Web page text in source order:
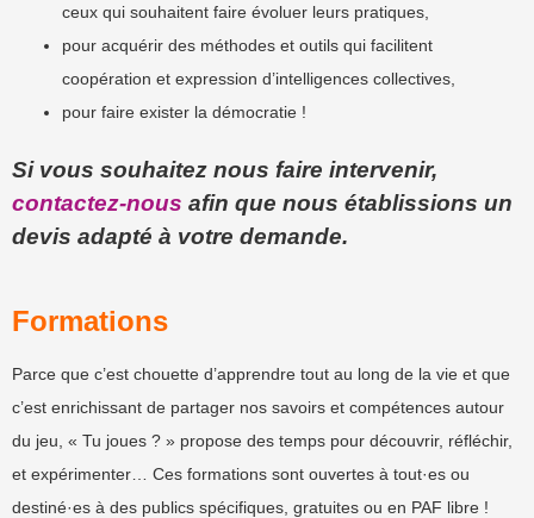
ceux qui souhaitent faire évoluer leurs pratiques,
pour acquérir des méthodes et outils qui facilitent
coopération et expression d’intelligences collectives,
pour faire exister la démocratie !
Si vous souhaitez nous faire intervenir,
contactez-nous afin que nous établissions un
devis adapté à votre demande.
Formations
Parce que c’est chouette d’apprendre tout au long de la vie et que
c’est enrichissant de partager nos savoirs et compétences autour
du jeu, « Tu joues ? » propose des temps pour découvrir, réfléchir,
et expérimenter… Ces formations sont ouvertes à tout·es ou
destiné·es à des publics spécifiques, gratuites ou en PAF libre !